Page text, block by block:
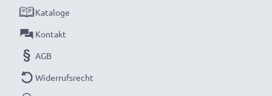
Kataloge
Kontakt
AGB
Widerrufsrecht